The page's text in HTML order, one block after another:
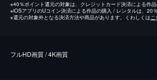
※40％ポイント還元の対象は、クレジットカード決済による作品
※iOSアプリのUコイン決済による作品の購入 / レンタルは、20
※還元の対象外となる決済方法や商品があります。くわしくはこ
フルHD画質 / 4K画質